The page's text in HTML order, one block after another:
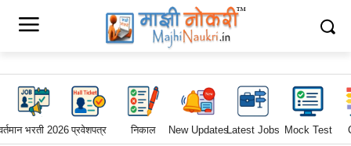
भरती 2026प्रवेशपत्र निकाल New UpdatesLatest Jobs Mock Test